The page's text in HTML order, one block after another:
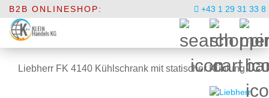
B2B ONLINESHOP: +43 1 29 31 33 8
Liebherr FK 4140 Kühlschrank mit statischer Kühlung